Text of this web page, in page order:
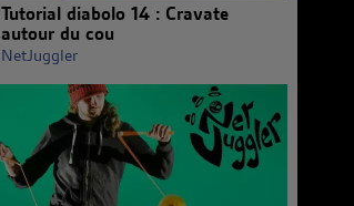
Tutorial diabolo 14 : Cravate
autour du cou
NetJuggler